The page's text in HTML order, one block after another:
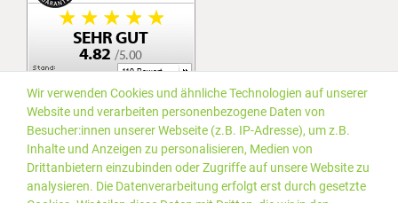
Wir verwenden Cookies und ähnliche Technologien auf unserer
Website und verarbeiten personenbezogene Daten von
Besucher:innen unserer Webseite (z.B. IP-Adresse), um z.B.
Inhalte und Anzeigen zu personalisieren, Medien von
Drittanbietern einzubinden oder Zugriffe auf unsere Website zu
analysieren. Die Datenverarbeitung erfolgt erst durch gesetzte